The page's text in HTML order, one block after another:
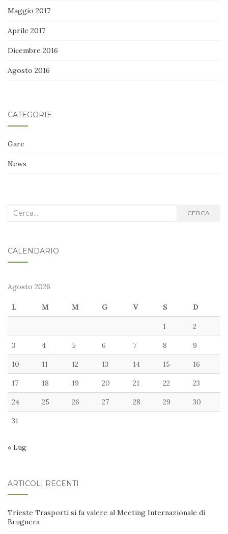
Maggio 2017
Aprile 2017
Dicembre 2016
Agosto 2016
CATEGORIE
Gare
News
Cerca
CERCA
CALENDARIO
Agosto 2026
L M M G V S D
1 2
3 4 5 6 7 8 9
10 11 12 13 14 15 16
17 18 19 20 21 22 23
24 25 26 27 28 29 30
31
« Lug
ARTICOLI RECENTI
Trieste Trasporti si fa valere al Meeting Internazionale di
Brugnera